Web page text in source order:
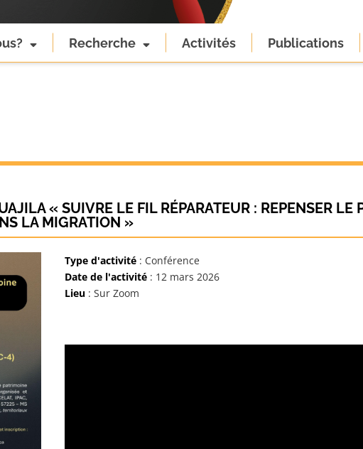
Recherche Activités Publications
« SUIVRE LE FIL RÉPARATEUR : REPENSER LE
LA MIGRATION »
Type d'activité: Conférence
Date de l'activité: 12 mars 2026
Lieu: Sur Zoom